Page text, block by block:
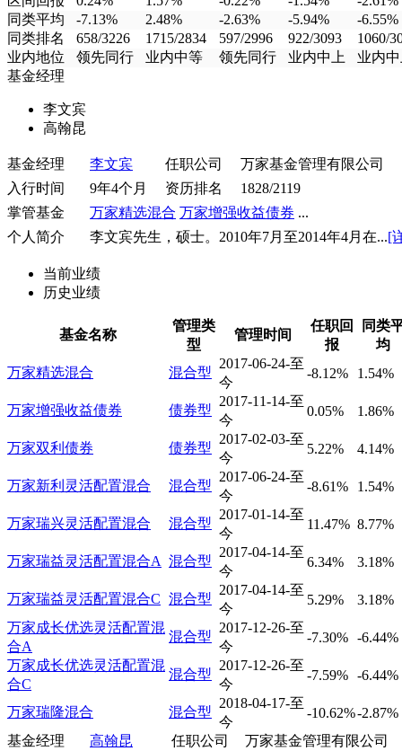
同类平均
-7.13% 2.48% -2.63% -5.94%
-6.55%
同类排名
658/3226 1715/2834 597/2996 922/3093
1060/
业内地位
领先同行 业内中等 领先同行 业内中上
业内
基金经理
李文宾
高翰昆
基金经理 李文宾 任职公司
万家基金管理有限公司
入行时间
9年4个月 资历排名
1828/2119
掌管基金
万家精选混合 万家增强收益债券 ...
个人简介
李文宾先生，硕士。2010年7月至2014年4月在...[
当前业绩
历史业绩
基金名称
管理类
型
管理时间
任职回
报
同类
均
万家精选混合
混合型
2017-06-24-至
今
-8.12% 1.54%
万家增强收益债券 债券型
2017-11-14-至
今
0.05% 1.86%
万家双利债券 债券型
2017-02-03-至
今
5.22% 4.14%
万家新利灵活配置混合 混合型
2017-06-24-至
今
-8.61% 1.54%
万家瑞兴灵活配置混合 混合型
2017-01-14-至
今
11.47% 8.77%
万家瑞益灵活配置混合A 混合型
2017-04-14-至
今
6.34% 3.18%
万家瑞益灵活配置混合C 混合型
2017-04-14-至
今
5.29%
3.18%
万家成长优选灵活配置混
合A
混合型
2017-12-26-至
今
-7.30% -6.44%
万家成长优选灵活配置混
合C
混合型
2017-12-26-至
今
-7.59% -6.44%
万家瑞隆混合 混合型
2018-04-17-至
今
-10.62%-2.87%
基金经理
高翰昆 任职公司
万家基金管理有限公司